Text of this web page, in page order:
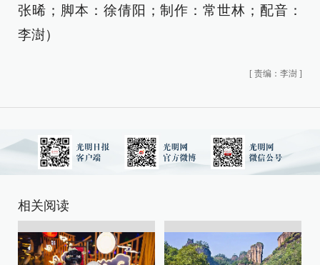
张晞；脚本：徐倩阳；制作：常世林；配音：
李澍）
[ 责编：李澍 ]
相关阅读